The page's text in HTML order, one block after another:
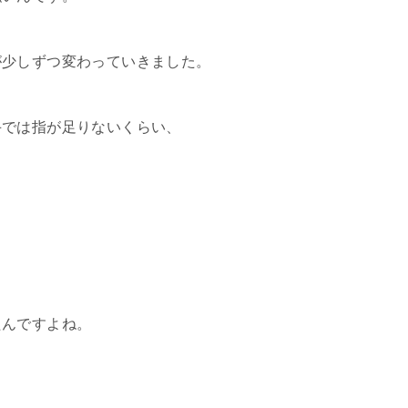
しずつ変わっていきました。
は指が足りないくらい、
ですよね。